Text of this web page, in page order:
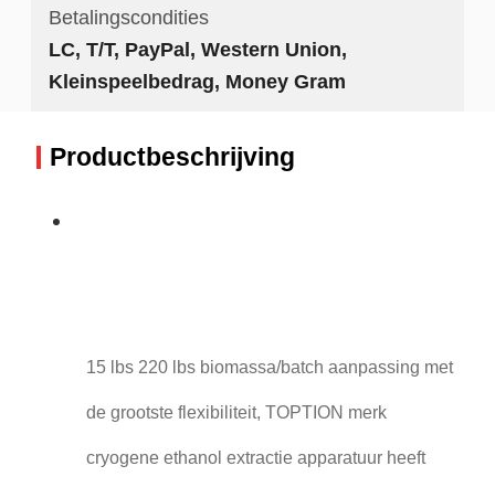
Betalingscondities
LC, T/T, PayPal, Western Union,
Kleinspeelbedrag, Money Gram
Productbeschrijving
15 lbs 220 lbs biomassa/batch aanpassing met
de grootste flexibiliteit, TOPTION merk
cryogene ethanol extractie apparatuur heeft